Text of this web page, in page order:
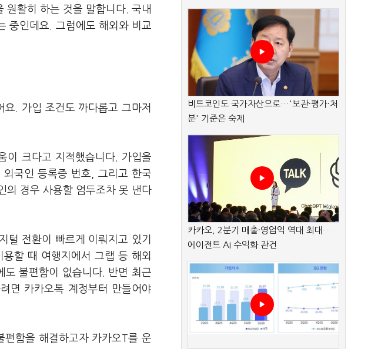
원활히 하는 것을 말합니다. 국내
중인데요. 그럼에도 해외와 비교
. 가입 조건도 까다롭고 그마저
이 크다고 지적했습니다. 가입을
국인 등록증 번호, 그리고 한국
의 경우 사용할 엄두조차 못 낸다
털 전환이 빠르게 이뤄지고 있기
할 때 여행지에서 그랩 등 해외
도 불편함이 없습니다. 반면 최근
면 카카오톡 계정부터 만들어야
함을 해결하고자 카카오T를 운
비트코인도 국가자산으로…'보관·평가·처
분' 기준은 숙제
카카오, 2분기 매출·영업익 역대 최대…
에이전트 AI 수익화 관건